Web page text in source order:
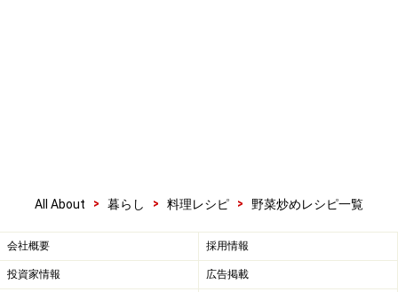
All About > 暮らし > 料理レシピ > 野菜炒めレシピ一覧
会社概要 採用情報
投資家情報 広告掲載